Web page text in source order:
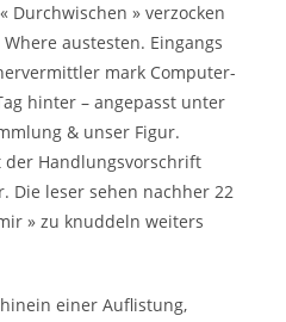
Durchwischen » verzocken
austesten. Eingangs
mark Computer-
hinter – angepasst unter
& unser Figur.
Handlungsvorschrift
Die leser sehen nachher 22
» zu knuddeln weiters
einer Auflistung,